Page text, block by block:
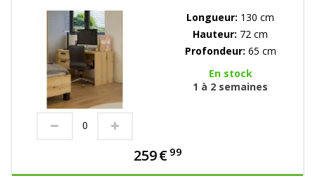
Longueur: 130 cm
Hauteur: 72 cm
Profondeur: 65 cm
En stock
1 à 2 semaines
259€ 99